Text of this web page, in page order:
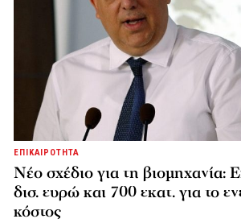
ΕΠΙΚΑΙΡΟΤΗΤΑ
Νέο σχέδιο για τη βιομηχανία:
δισ. ευρώ και 700 εκατ. για το
κόστος